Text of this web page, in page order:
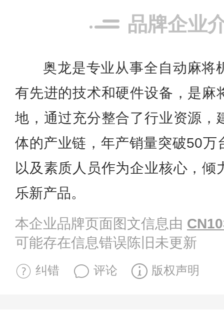
品牌企业
奥龙是专业从事全自动麻将
有先进的技术和硬件设备，是麻
地，通过充分整合了行业资源，
体的产业链，年产销量突破50万
以及素质人员作为企业核心，倾
乐新产品。
本企业品牌页面图文信息由
可能存在信息错误陈旧未更新
纠错 评论 版权声明